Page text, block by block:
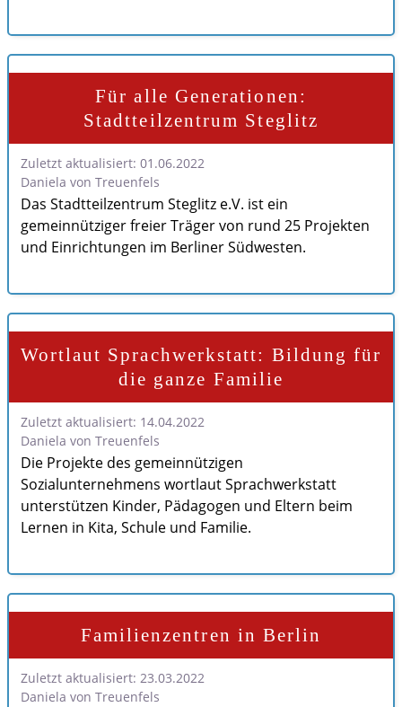
Für alle Generationen:
Stadtteilzentrum Steglitz
Zuletzt aktualisiert: 01.06.2022
Daniela von Treuenfels
Das Stadtteilzentrum Steglitz e.V. ist ein
gemeinnütziger freier Träger von rund 25 Projekten
und Einrichtungen im Berliner Südwesten.
Wortlaut Sprachwerkstatt: Bildung für
die ganze Familie
Zuletzt aktualisiert: 14.04.2022
Daniela von Treuenfels
Die Projekte des gemeinnützigen
Sozialunternehmens wortlaut Sprachwerkstatt
unterstützen Kinder, Pädagogen und Eltern beim
Lernen in Kita, Schule und Familie.
Familienzentren in Berlin
Zuletzt aktualisiert: 23.03.2022
Daniela von Treuenfels